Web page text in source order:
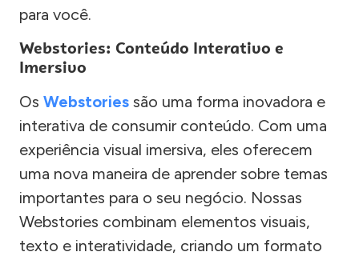
para você.
Webstories: Conteúdo Interativo e
Imersivo
Os Webstories são uma forma inovadora e
interativa de consumir conteúdo. Com uma
experiência visual imersiva, eles oferecem
uma nova maneira de aprender sobre temas
importantes para o seu negócio. Nossas
Webstories combinam elementos visuais,
texto e interatividade, criando um formato